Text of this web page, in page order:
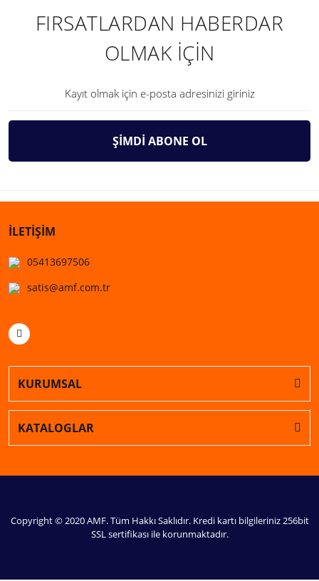
FIRSATLARDAN HABERDAR
OLMAK İÇİN
ŞİMDİ ABONE OL
İLETİŞİM
05413697506
satis@amf.com.tr
KURUMSAL
KATALOGLAR
Copyright © 2020 AMF. Tüm Hakkı Saklıdır. Kredi kartı bilgileriniz 256bit
SSL sertifikası ile korunmaktadır.